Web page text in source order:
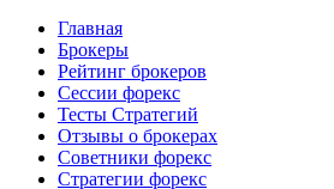
Главная
Брокеры
Рейтинг брокеров
Сессии форекс
Тесты Стратегий
Отзывы о брокерах
Советники форекс
Стратегии форекс